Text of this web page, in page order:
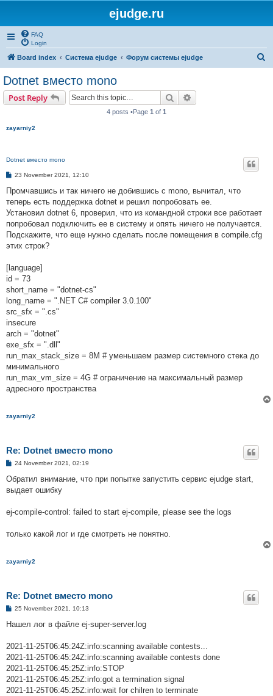
ejudge.ru
FAQ
Login
Board index Система ejudge Форум системы ejudge
Dotnet вместо mono
Post Reply Search
4 posts •Page 1 of 1
zayarniy2
Dotnet вместо mono
P
s
t
23 November 2021, 12:10
Промчавшись и так ничего не добившись с mono, вычитал, что
теперь есть поддержка dotnet и решил попробовать ее.
Установил dotnet 6, проверил, что из командной строки все работает
попробовал подключить ее в систему и опять ничего не получается.
Подскажите, что еще нужно сделать после помещения в compile.cfg
этих строк?
[language]
id = 73
short_name = "dotnet-cs"
long_name = ".NET C# compiler 3.0.100"
src_sfx = ".cs"
insecure
arch = "dotnet"
exe_sfx = ".dll"
run_max_stack_size = 8M # уменьшаем размер системного стека до
минимального
run_max_vm_size = 4G # ограничение на максимальный размер
адресного пространства
zayarniy2
Re: Dotnet вместо mono
P
s
24 November 2021, 02:19
Обратил внимание, что при попытке запустить сервис ejudge start,
выдает ошибку
ej-compile-control: failed to start ej-compile, please see the logs
только какой лог и где смотреть не понятно.
zayarniy2
Re: Dotnet вместо mono
P
s
25 November 2021, 10:13
Нашел лог в файле ej-super-server.log
2021-11-25T06:45:24Z:info:scanning available contests...
2021-11-25T06:45:24Z:info:scanning available contests done
2021-11-25T06:45:25Z:info:STOP
2021-11-25T06:45:25Z:info:got a termination signal
2021-11-25T06:45:25Z:info:wait for chilren to terminate